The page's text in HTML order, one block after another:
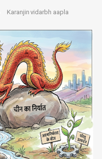
Karanjin vidarbh aapla